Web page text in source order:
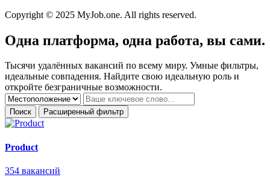
Copyright © 2025 MyJob.one. All rights reserved.
Одна платформа, одна работа, вы сами.
Тысячи удалённых вакансий по всему миру. Умные фильтры,
идеальные совпадения. Найдите свою идеальную роль и
откройте безграничные возможности.
Поиск Расширенный фильтр
Product
354 вакансий